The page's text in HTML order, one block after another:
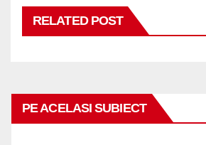
RELATED POST
PE ACELASI SUBIECT